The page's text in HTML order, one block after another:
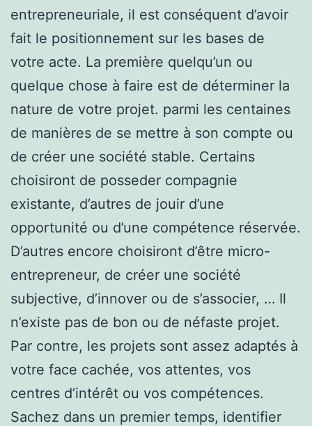
entrepreneuriale, il est conséquent d’avoir
fait le positionnement sur les bases de
votre acte. La première quelqu’un ou
quelque chose à faire est de déterminer la
nature de votre projet. parmi les centaines
de manières de se mettre à son compte ou
de créer une société stable. Certains
choisiront de posseder compagnie
existante, d’autres de jouir d’une
opportunité ou d’une compétence réservée.
D’autres encore choisiront d’être micro-
entrepreneur, de créer une société
subjective, d’innover ou de s’associer, … Il
n’existe pas de bon ou de néfaste projet.
Par contre, les projets sont assez adaptés à
votre face cachée, vos attentes, vos
centres d’intérêt ou vos compétences.
Sachez dans un premier temps, identifier